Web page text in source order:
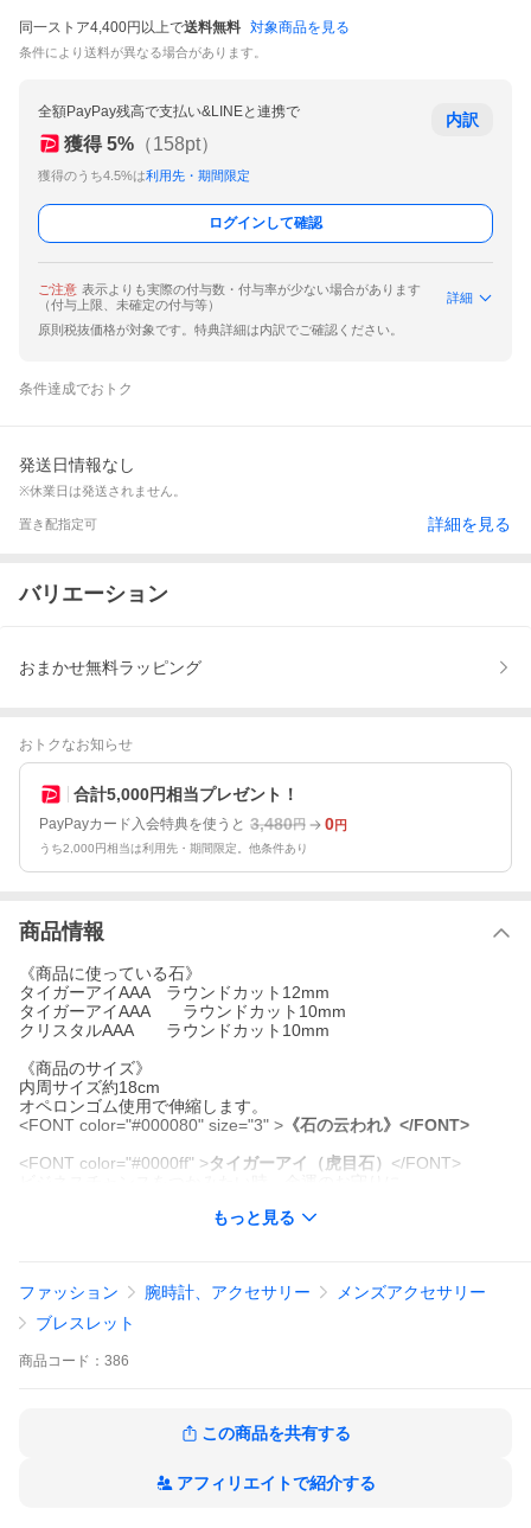
同一ストア4,400円以上で送料無料 対象商品を見る
条件により送料が異なる場合があります。
全額PayPay残高で支払い&LINEと連携で
獲得 5% （158pt）
獲得のうち4.5%は利用先・期間限定
内訳
ログインして確認
ご注意 表示よりも実際の付与数・付与率が少ない場合があります
（付与上限、未確定の付与等）
詳細
原則税抜価格が対象です。特典詳細は内訳でご確認ください。
条件達成でおトク
発送日情報なし
※休業日は発送されません。
置き配指定可 詳細を見る
バリエーション
おまかせ無料ラッピング
おトクなお知らせ
合計5,000円相当プレゼント！
PayPayカード入会特典を使うと 3,480円 0円
うち2,000円相当は利用先・期間限定。他条件あり
商品情報
《商品に使っている石》
タイガーアイAAA ラウンドカット12mm
タイガーアイAAA ラウンドカット10mm
クリスタルAAA ラウンドカット10mm
《商品のサイズ》
内周サイズ約18cm
オペロンゴム使用で伸縮します。
<FONT color="#000080" size="3" > 《石の云われ》</FONT>
<FONT color="#0000ff" >タイガーアイ（虎目石） </FONT>
<FONT color="#0000ff" >
クリスタル（水晶）</FONT>
良い波動を増幅させ、悪い波動は吸収してくれます。
オールラウンドのパワーを持つと云われ、潜在能力の活性・魔除
などお守りとして多くに愛用されています。
ーも承っておりますので、
購入前にお気軽にお問い合わせください。</FONT>
もっと見る
ファッション 腕時計、アクセサリー
メンズアクセサリー
ブレスレット
商品 コード： 386
この商品を共有する
アフィリエイトで紹介する